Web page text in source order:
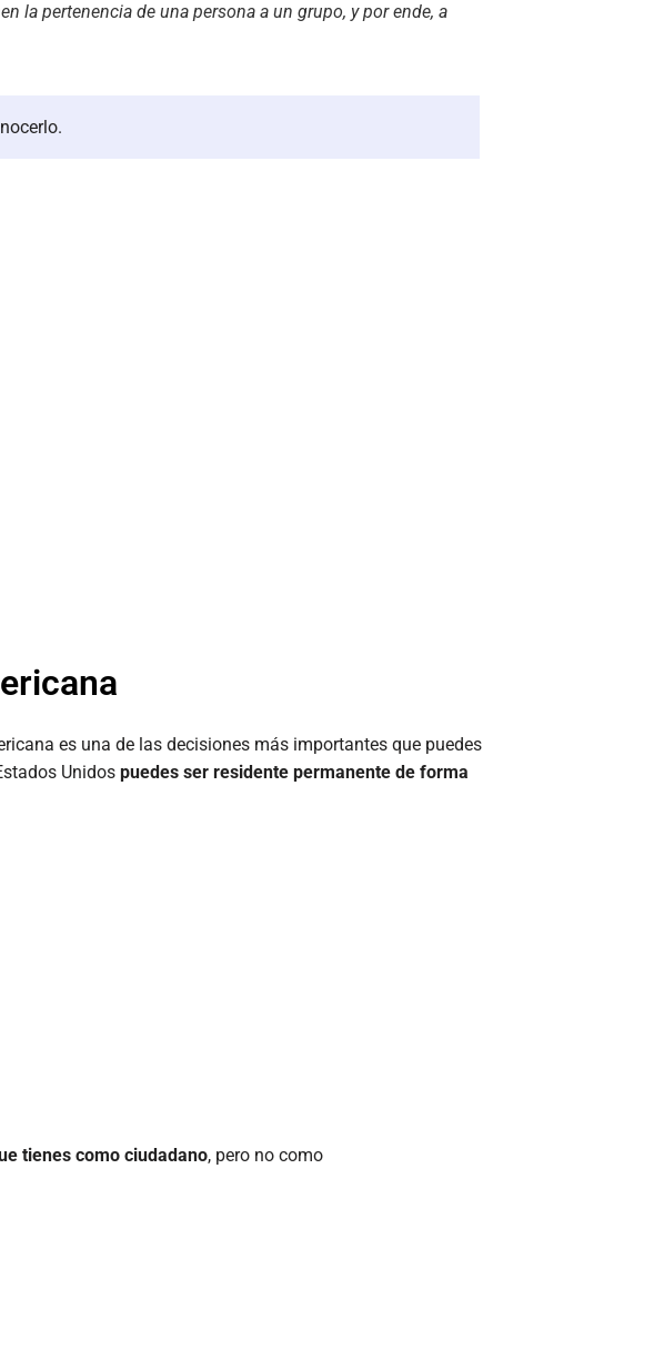
la pertenencia de una persona a un grupo, y por ende, a
es una de las decisiones más importantes que puedes
Unidos puedes ser residente permanente de forma
tienes como ciudadano, pero no como